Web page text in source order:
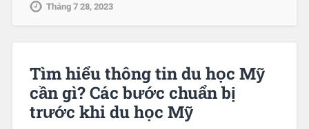
Tháng 7 28, 2023
Tìm hiểu thông tin du học Mỹ
cần gì? Các bước chuẩn bị
trước khi du học Mỹ